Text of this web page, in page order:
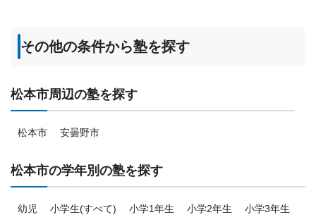
その他の条件から塾を探す
松本市周辺の塾を探す
松本市 安曇野市
松本市の学年別の塾を探す
幼児 小学生(すべて) 小学1年生 小学2年生
小学3年生